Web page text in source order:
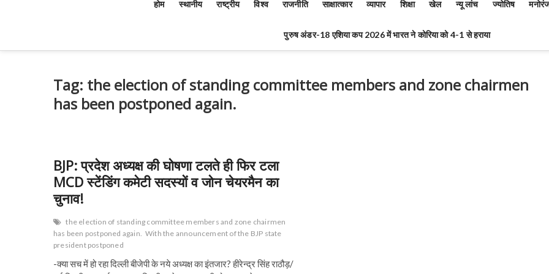
होम स्थानीय राष्ट्रीय विश्व राजनीति साक्षात्कार व्यापार शिक्षा खेल न्यू लांच ज्योतिष
पुरुष अंडर-18 एशिया कप 2026 में भारत ने कोरिया को 4-1 से हराया
Tag: the election of standing committee members and zone chairmen
has been postponed again.
BJP: प्रदेश अध्यक्ष की घोषणा टलते ही फिर टला
MCD स्टेंडिंग कमेटी सदस्यों व जोन चेयरमैन का
चुनाव!
the election of standing committee members and zone chairmen
has been postponed again. With the announcement of the BJP state
president postponed
-क्या सच में हो रहा दिल्ली बीजेपी के नये अध्यक्ष का इंतजार? हीरेन्द्र सिंह राठौड़/